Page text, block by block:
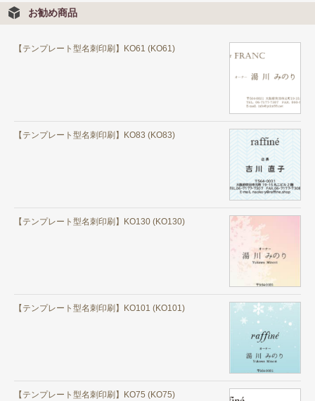
お勧め商品
【テンプレート型名刺印刷】KO61 (KO61)
【テンプレート型名刺印刷】KO83 (KO83)
【テンプレート型名刺印刷】KO130 (KO130)
【テンプレート型名刺印刷】KO101 (KO101)
【テンプレート型名刺印刷】KO75 (KO75)